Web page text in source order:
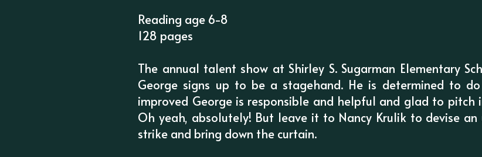
Reading age 6-8
128 pages
The annual talent show at Shirley S. Sugarman Elementary
George signs up to be a stagehand. He is determined to
improved George is responsible and helpful and glad to pitch
Oh yeah, absolutely! But leave it to Nancy Krulik to devise
strike and bring down the curtain.